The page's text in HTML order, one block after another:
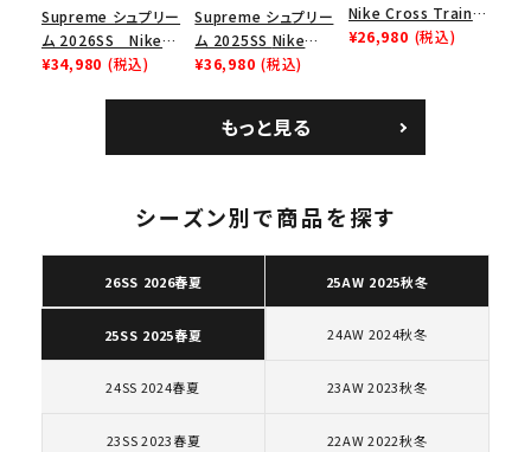
キーワードから探す
2025AW 2025SS
Tシャツ・ロングスリーブ
カテゴリーから探す
コラボレーションブランドから探す
シーズンから探す
Supreme シュプリー
ム 2026SS Nike
SB Air Max 2 CB 94
¥34,980 (税込)
Supreme シュプリー
ム 2025SS Nike
Leather Shoulder
ク 黒
¥36,980 (税込)
Nike Cross Trainer
Low ナイキクロスト
¥26,980 (税込)
もっと見る
シーズン別で商品を探す
26SS 2026春夏 25AW 2025秋冬
25SS 2025春夏 24AW 2024秋冬
24SS 2024春夏 23AW 2023秋冬
23SS 2023春夏 22AW 2022秋冬